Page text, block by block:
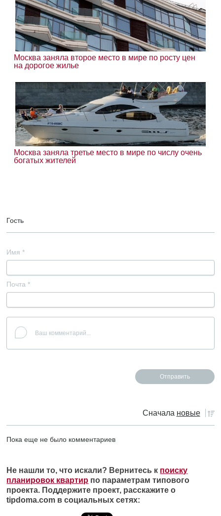
Москва заняла второе место в мире по росту цен
на дорогое жилье
Москва заняла третье место в мире по числу очень
богатых жителей
Гость
Имя *
Почта *
Сначала новые
Пока еще не было комментариев
Не нашли то, что искали? Вернитесь к поиску
планировок квартир по параметрам типового
проекта. Поддержите проект, расскажите о
tipdoma.com в социальных сетях: